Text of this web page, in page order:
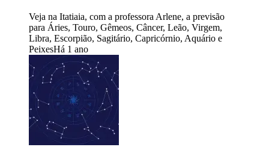
Veja na Itatiaia, com a professora Arlene, a previsão
para Áries, Touro, Gêmeos, Câncer, Leão, Virgem,
Libra, Escorpião, Sagitário, Capricórnio, Aquário e
PeixesHá 1 ano